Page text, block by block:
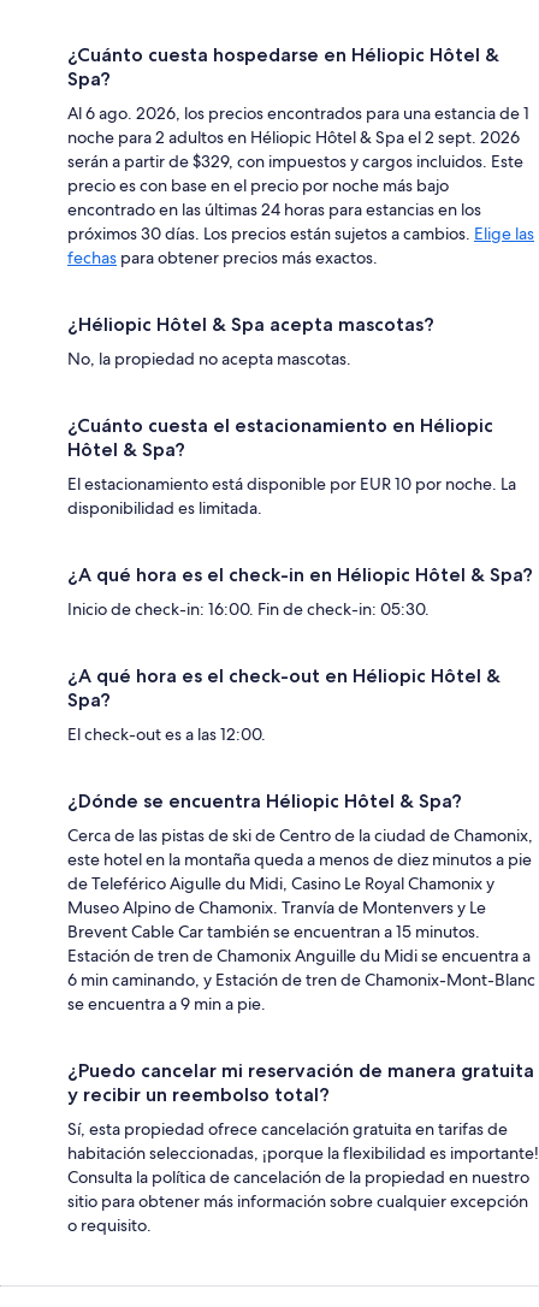
¿Cuánto cuesta hospedarse en Héliopic Hôtel &
Spa?
Al 6 ago. 2026, los precios encontrados para una estancia de 1
noche para 2 adultos en Héliopic Hôtel & Spa el 2 sept. 2026
serán a partir de $329, con impuestos y cargos incluidos. Este
precio es con base en el precio por noche más bajo
encontrado en las últimas 24 horas para estancias en los
próximos 30 días. Los precios están sujetos a cambios. Elige las
fechas para obtener precios más exactos.
¿Héliopic Hôtel & Spa acepta mascotas?
No, la propiedad no acepta mascotas.
¿Cuánto cuesta el estacionamiento en Héliopic
Hôtel & Spa?
El estacionamiento está disponible por EUR 10 por noche. La
disponibilidad es limitada.
¿A qué hora es el check-in en Héliopic Hôtel & Spa?
Inicio de check-in: 16:00. Fin de check-in: 05:30.
¿A qué hora es el check-out en Héliopic Hôtel &
Spa?
El check-out es a las 12:00.
¿Dónde se encuentra Héliopic Hôtel & Spa?
Cerca de las pistas de ski de Centro de la ciudad de Chamonix,
este hotel en la montaña queda a menos de diez minutos a pie
de Teleférico Aigulle du Midi, Casino Le Royal Chamonix y
Museo Alpino de Chamonix. Tranvía de Montenvers y Le
Brevent Cable Car también se encuentran a 15 minutos.
Estación de tren de Chamonix Anguille du Midi se encuentra a
6 min caminando, y Estación de tren de Chamonix-Mont-Blanc
se encuentra a 9 min a pie.
¿Puedo cancelar mi reservación de manera gratuita
y recibir un reembolso total?
Sí, esta propiedad ofrece cancelación gratuita en tarifas de
habitación seleccionadas, ¡porque la flexibilidad es importante!
Consulta la política de cancelación de la propiedad en nuestro
sitio para obtener más información sobre cualquier excepción
o requisito.